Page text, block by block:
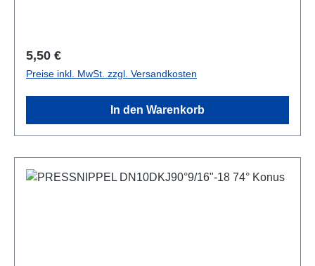
Regulärer Preis:
5,50 €
Preise inkl. MwSt. zzgl. Versandkosten
In den Warenkorb